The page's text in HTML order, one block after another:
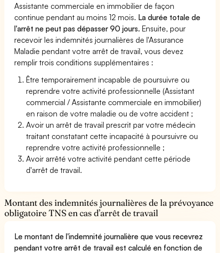
Assistante commerciale en immobilier de façon
continue pendant au moins 12 mois. La durée totale de
l'arrêt ne peut pas dépasser 90 jours. Ensuite, pour
recevoir les indemnités journalières de l'Assurance
Maladie pendant votre arrêt de travail, vous devez
remplir trois conditions supplémentaires :
Être temporairement incapable de poursuivre ou
reprendre votre activité professionnelle (Assistant
commercial / Assistante commerciale en immobilier)
en raison de votre maladie ou de votre accident ;
Avoir un arrêt de travail prescrit par votre médecin
traitant constatant cette incapacité à poursuivre ou
reprendre votre activité professionnelle ;
Avoir arrêté votre activité pendant cette période
d'arrêt de travail.
Montant des indemnités journalières de la prévoyance
obligatoire TNS en cas d’arrêt de travail
Le montant de l'indemnité journalière que vous recevrez
pendant votre arrêt de travail est calculé en fonction de